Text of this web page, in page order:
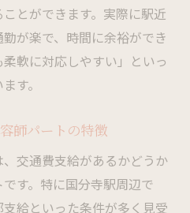
とができます。実際に駅近
が楽で、時間に余裕ができ
軟に対応しやすい」といっ
す。
師パートの特徴
交通費支給があるかどうか
す。特に国分寺駅周辺で
給といった条件が多く見受